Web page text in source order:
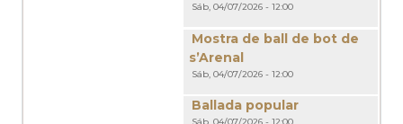
Sáb, 04/07/2026 - 12:00
Mostra de ball de bot de
s’Arenal
Sáb, 04/07/2026 - 12:00
Ballada popular